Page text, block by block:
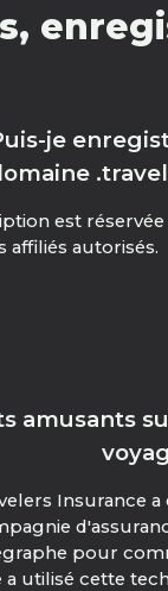
je
est
affiliés autorisés.
amusants
Insurance
pour
a utilisé cette